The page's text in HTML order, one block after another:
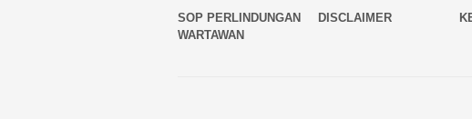
SOP PERLINDUNGAN
WARTAWAN
DISCLAIMER